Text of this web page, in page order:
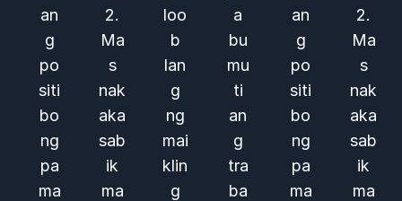
an
g
po
siti
bo
ng
pa
ma
2.
Ma
s
nak
aka
sab
ik
ma
loo
b
lan
g
ng
mai
klin
g
a
bu
mu
ti
an
g
tra
ba
an
g
po
siti
bo
ng
pa
ma
2.
Ma
s
nak
aka
sab
ik
ma